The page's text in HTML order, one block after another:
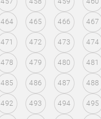
464 465 466 467
471 472 473 474
478 479 480 481
485 486 487 488
492 493 494 495